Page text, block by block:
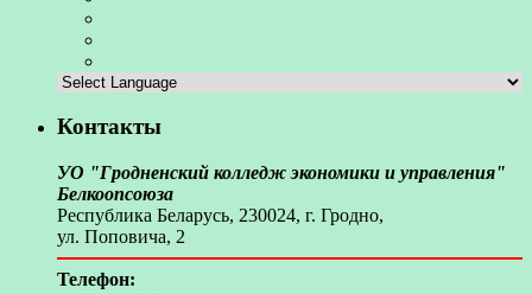
Контакты
УО "Гродненский колледж экономики и управления"
Белкоопсоюза
Республика Беларусь, 230024, г. Гродно,
ул. Поповича, 2
Телефон: